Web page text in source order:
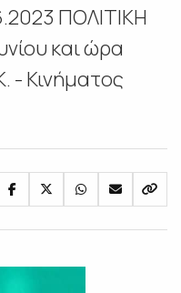
ΠΟΛΙΤΙΚΗ
και ώρα
- Κινήματος